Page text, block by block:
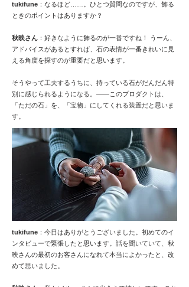
tukifune ：なるほど……。ひとつ質問なのですが、飾る
ときのポイントはありますか？
秋映さん ：好きなように飾るのが一番ですね！ うーん、
アドバイスがあるとすれば、石の表情が一番きれいに見
える角度を探すのが重要だと思います。
そうやって工夫するうちに、持っている石がだんだん特
別に感じられるようになる。――このプロダクトは、
「ただの石」を、「宝物」にしてくれる装置だと思いま
す。
tukifune ：今日はありがとうございました。初めてのイ
ンタビューで緊張したと思います。話を聞いていて、秋
映さんの最初のお客さんになれて本当によかったと、改
めて思いました。